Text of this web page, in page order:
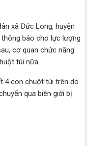
xã Đức Long, huyện
báo cho lực lượng
cơ quan chức năng
túi nữa.
4 con chuột túi trên do
qua biên giới bị